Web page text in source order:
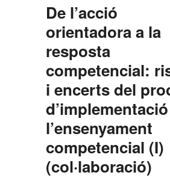
De l’acció
orientadora a la
resposta
competencial:
i encerts del
l’ensenyament
competencial (I)
(col·laboració)